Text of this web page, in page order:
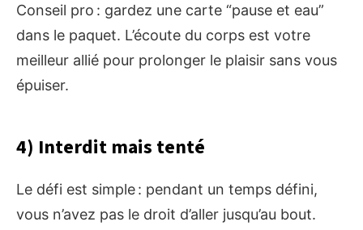
Conseil pro : gardez une carte “pause et eau”
dans le paquet. L’écoute du corps est votre
meilleur allié pour prolonger le plaisir sans vous
épuiser.
4) Interdit mais tenté
Le défi est simple : pendant un temps défini,
vous n’avez pas le droit d’aller jusqu’au bout.